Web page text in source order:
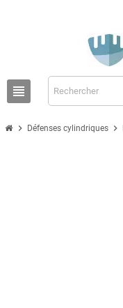
view_headline
chevron_right Défenses cylindriques chevron_right